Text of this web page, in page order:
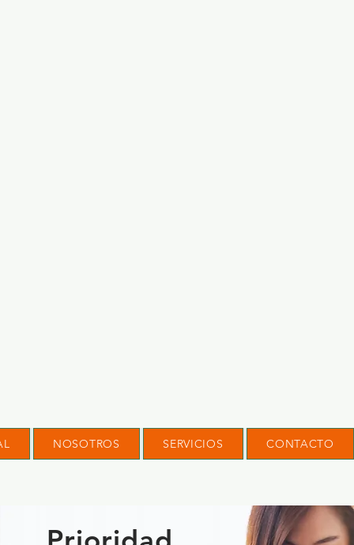
NOSOTROS SERVICIOS CONTACTO